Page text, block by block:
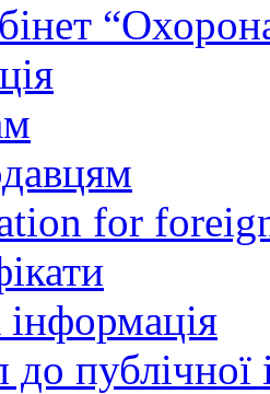
for
публічної